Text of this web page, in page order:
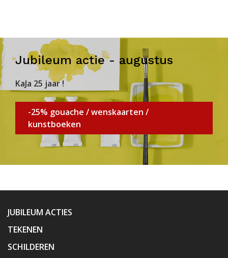
Jubileum actie - augustus
KaJa 25 jaar !
-25% gouache / wenskaarten /
kunstboeken
JUBILEUM ACTIES
TEKENEN
SCHILDEREN